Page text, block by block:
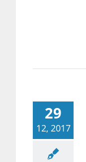
29
12, 2017